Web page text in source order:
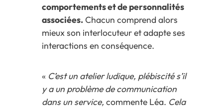
comportements et de personnalités
associées.Chacun comprend alors
mieux son interlocuteur et adapte ses
interactions en conséquence.
« C’est un atelier ludique, plébiscité s’il
y a un problème de communication
dans un service, commente Léa. Cela